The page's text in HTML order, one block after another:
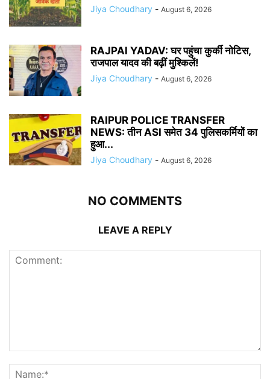
Jiya Choudhary - August 6, 2026
RAJPAl YADAV: घर पहुंचा कुर्की नोटिस,
राजपाल यादव की बढ़ीं मुश्किलें!
Jiya Choudhary - August 6, 2026
RAIPUR POLICE TRANSFER
NEWS: तीन ASI समेत 34 पुलिसकर्मियों का
हुआ...
Jiya Choudhary - August 6, 2026
NO COMMENTS
LEAVE A REPLY